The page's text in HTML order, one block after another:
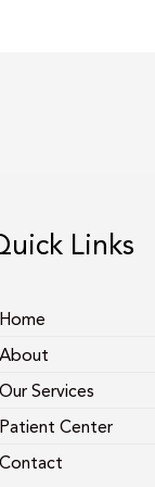
Links
Home
About
Our Services
Patient Center
Contact